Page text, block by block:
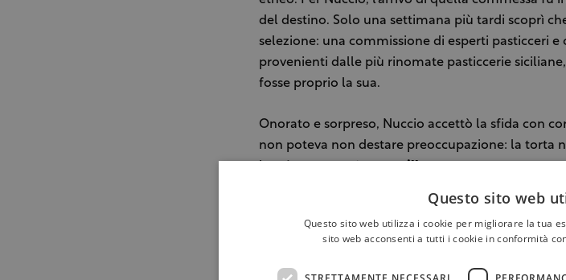
del destino. Solo una settimana più tardi scoprì
selezione: una commissione di esperti pasticceri e
provenienti dalle più rinomate pasticcerie
fosse proprio la sua.
Onorato e sorpreso, Nuccio accettò la sfida con
non poteva non destare preoccupazione: la torta
All’inizio, il matrimonio era stato pensato come
ospiti, racconta il pasticcere. Ma quando Katia
giorno. In tre sole giornate, da 50 gli ospiti
Questo sito web
Questo sito web utilizza i cookie per migliorare la tua
sito web acconsenti a tutti i cookie in conformità